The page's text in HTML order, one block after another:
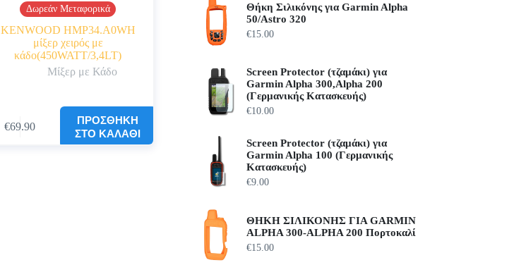
Δωρεάν Μεταφορικά
KENWOOD HMP34.A0WH
μίξερ χειρός με
κάδο(450WATT/3,4LT)
Μίξερ με Κάδο
€69.90
ΠΡΟΣΘΉΚΗ
ΣΤΟ ΚΑΛΆΘΙ
Θήκη Σιλικόνης για Garmin Alpha
50/Astro 320
€15.00
Screen Protector (τζαμάκι) για
Garmin Alpha 300,Alpha 200
(Γερμανικής Κατασκευής)
€10.00
Screen Protector (τζαμάκι) για
Garmin Alpha 100 (Γερμανικής
Κατασκευής)
€9.00
ΘΗΚΗ ΣΙΛΙΚΟΝΗΣ ΓΙΑ GARMIN
ΑLPHA 300-ALPHA 200 Πορτοκαλί
€15.00